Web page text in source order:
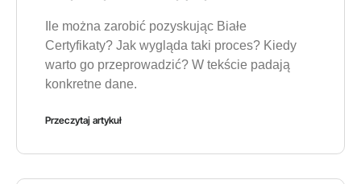
Ile można zarobić pozyskując Białe
Certyfikaty? Jak wygląda taki proces? Kiedy
warto go przeprowadzić? W tekście padają
konkretne dane.
Przeczytaj artykuł